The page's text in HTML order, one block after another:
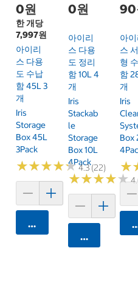
0원
한 개당
7,997원
아이리
스 다용
도 수납
함 45L 3
개
Iris
Storage
Box 45L
3Pack
★★★★★
★★★★★4.3 (22)
카트에 담기
0원
아이리
스 다용
도 정리
함 10L 4
개
Iris
Stackab
Le
Storage
Box 10L
4Pack
★★★★★
★★★★★
카트에 담기
90
아이
스
형
함
개
Iris
Box
★
★